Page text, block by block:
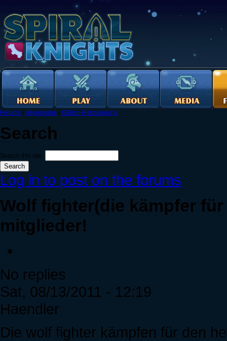
Forums › Allgemeine › Gilden-Rekrutierung
Search
Search this site:
Log in to post on the forums
Wolf fighter(die kämpfer
mitglieder!
No replies
Sat, 08/13/2011 - 12:19
Haendler
Die wolf fighter kämpfen für den